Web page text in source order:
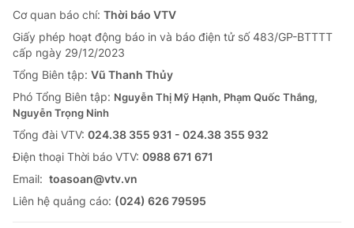
Cơ quan báo chí: Thời báo VTV
Giấy phép hoạt động báo in và báo điện tử số 483/GP-BTTTT
cấp ngày 29/12/2023
Tổng Biên tập: Vũ Thanh Thủy
Phó Tổng Biên tập: Nguyễn Thị Mỹ Hạnh, Phạm Quốc Thắng,
Nguyễn Trọng Ninh
Tổng đài VTV: 024.38 355 931 - 024.38 355 932
Ðiện thoại Thời báo VTV: 0988 671 671
Email: toasoan@vtv.vn
Liên hệ quảng cáo: (024) 626 79595